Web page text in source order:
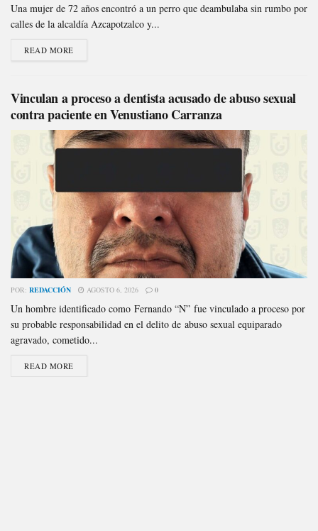
Una mujer de 72 años encontró a un perro que deambulaba sin rumbo por
calles de la alcaldía Azcapotzalco y...
READ MORE
Vinculan a proceso a dentista acusado de abuso sexual
contra paciente en Venustiano Carranza
POR: REDACCIÓN AGOSTO 6, 2026 0
Un hombre identificado como Fernando “N” fue vinculado a proceso por
su probable responsabilidad en el delito de abuso sexual equiparado
agravado, cometido...
READ MORE